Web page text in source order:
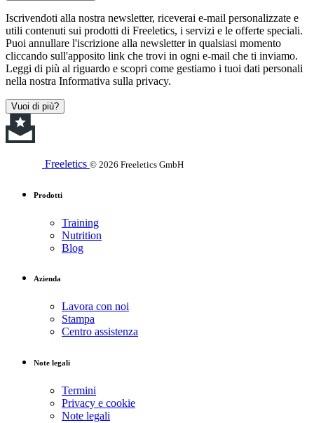
Iscrivendoti alla nostra newsletter, riceverai e-mail personalizzate e
utili contenuti sui prodotti di Freeletics, i servizi e le offerte speciali.
Puoi annullare l'iscrizione alla newsletter in qualsiasi momento
cliccando sull'apposito link che trovi in ogni e-mail che ti inviamo.
Leggi di più al riguardo e scopri come gestiamo i tuoi dati personali
nella nostra Informativa sulla privacy.
Vuoi di più?
Freeletics © 2026 Freeletics GmbH
Prodotti
Training
Nutrition
Blog
Azienda
Lavora con noi
Stampa
Centro assistenza
Note legali
Termini
Privacy e cookie
Note legali